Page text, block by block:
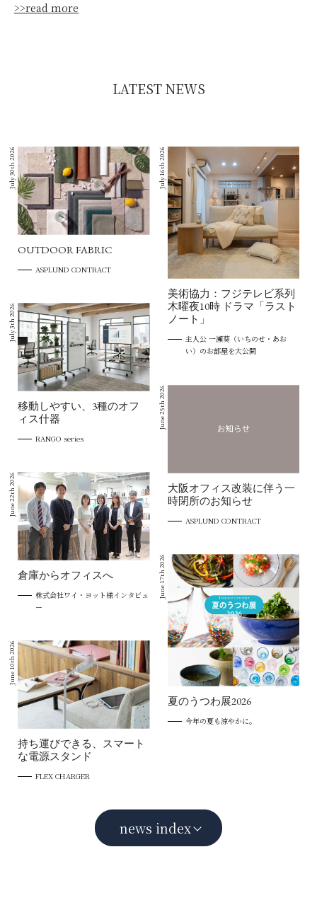
>>read more
LATEST NEWS
July 30th 2026
OUTDOOR FABRIC
ASPLUND CONTRACT
July 16th 2026
美術協力：フジテレビ系列
木曜夜10時 ドラマ「ラスト
ノート」
主人公 一瀬葵（いちのせ・あお
い）のお部屋を大公開
July 3th 2026
移動しやすい、3種のオフ
ィス什器
RANGO series
June 25th 2026
大阪オフィス改装に伴う一
時閉所のお知らせ
ASPLUND CONTRACT
June 22th 2026
倉庫からオフィスへ
株式会社ワイ・ヨット様インタビュ
ー
June 17th 2026
夏のうつわ展2026
今年の夏も涼やかに。
June 10th 2026
持ち運びできる、スマート
な電源スタンド
FLEX CHARGER
news index